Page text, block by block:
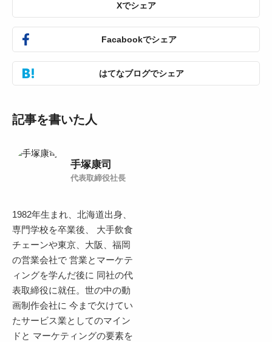
Xでシェア
Facabookでシェア
はてなブログでシェア
記事を書いた人
手塚康司
代表取締役社長
1982年生まれ、北海道出身、
専門学校を卒業後、 大手飲食
チェーンや東京、大阪、福岡
の営業会社で 営業とマーケテ
ィングを学んだ後に 同社の代
表取締役に就任。世の中の動
画制作会社に 今まで欠けてい
たサービス業としてのマイン
ドと マーケティングの要素を